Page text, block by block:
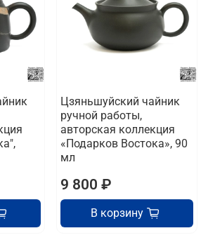
Цзяньшуйский чайник
ручной работы,
авторская коллекция
«Подарков Востока», 90
мл
9 800 ₽
В корзину